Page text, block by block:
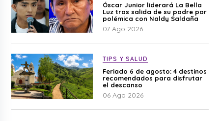
Óscar Junior liderará La Bella
Luz tras salida de su padre por
polémica con Naldy Saldaña
07 Ago 2026
TIPS Y SALUD
Feriado 6 de agosto: 4 destinos
recomendados para disfrutar
el descanso
06 Ago 2026